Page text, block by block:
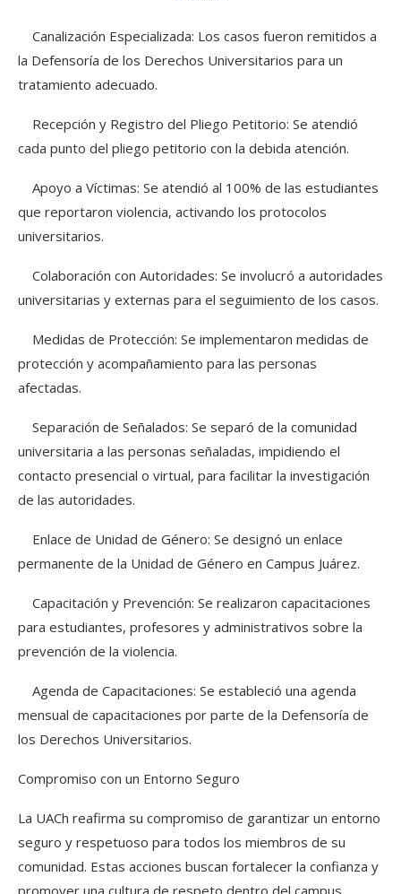
Canalización Especializada: Los casos fueron remitidos a
la Defensoría de los Derechos Universitarios para un
tratamiento adecuado.
Recepción y Registro del Pliego Petitorio: Se atendió
cada punto del pliego petitorio con la debida atención.
Apoyo a Víctimas: Se atendió al 100% de las estudiantes
que reportaron violencia, activando los protocolos
universitarios.
Colaboración con Autoridades: Se involucró a autoridades
universitarias y externas para el seguimiento de los casos.
Medidas de Protección: Se implementaron medidas de
protección y acompañamiento para las personas
afectadas.
Separación de Señalados: Se separó de la comunidad
universitaria a las personas señaladas, impidiendo el
contacto presencial o virtual, para facilitar la investigación
de las autoridades.
Enlace de Unidad de Género: Se designó un enlace
permanente de la Unidad de Género en Campus Juárez.
Capacitación y Prevención: Se realizaron capacitaciones
para estudiantes, profesores y administrativos sobre la
prevención de la violencia.
Agenda de Capacitaciones: Se estableció una agenda
mensual de capacitaciones por parte de la Defensoría de
los Derechos Universitarios.
Compromiso con un Entorno Seguro
La UACh reafirma su compromiso de garantizar un entorno
seguro y respetuoso para todos los miembros de su
comunidad. Estas acciones buscan fortalecer la confianza y
promover una cultura de respeto dentro del campus.